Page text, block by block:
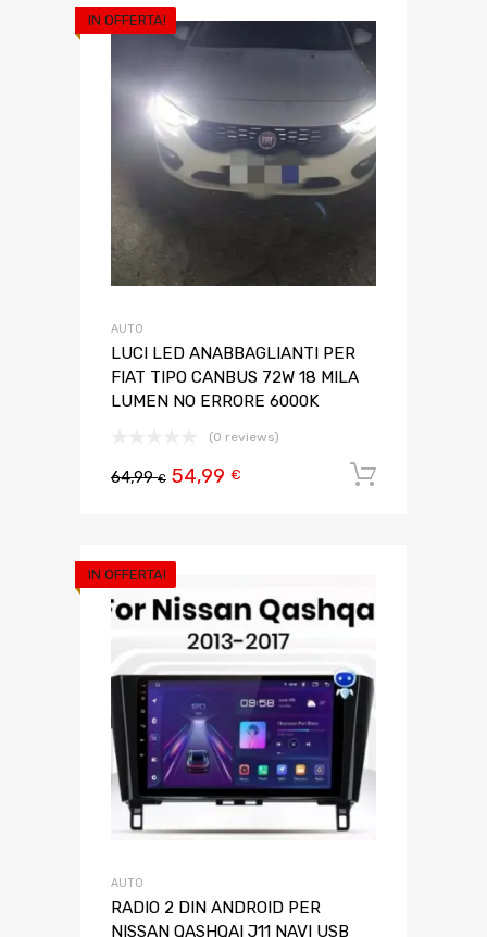
IN OFFERTA!
AUTO
LUCI LED ANABBAGLIANTI PER
FIAT TIPO CANBUS 72W 18 MILA
LUMEN NO ERRORE 6000K
(0 reviews)
64,99€ 54,99 €
IN OFFERTA!
AUTO
RADIO 2 DIN ANDROID PER
NISSAN QASHQAI J11 NAVI USB